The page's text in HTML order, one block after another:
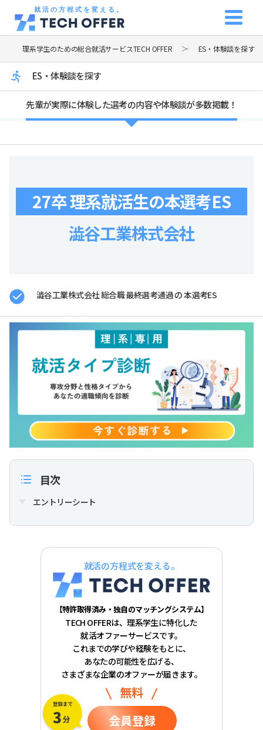
就活の方程式を変える。
理系学生のための総合就活サービスTECH OFFER ES・体験談を探す
ES・体験談を探す
先輩が実際に体験した選考の内容や体験談が多数掲載！
27卒 理系就活生の本選考ES
澁谷工業株式会社
澁谷工業株式会社 総合職 最終選考通過 の 本選考ES
目次
エントリーシート
就活の方程式を変える。
【特許取得済み・独自のマッチングシステム】
TECH OFFERは、理系学生に特化した
就活オファーサービスです。
これまでの学びや経験をもとに、
あなたの可能性を広げる、
さまざまな企業のオファーが届きます。
無料
会員登録